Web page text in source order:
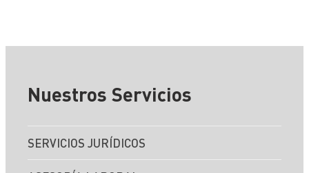
Nuestros Servicios
SERVICIOS JURÍDICOS